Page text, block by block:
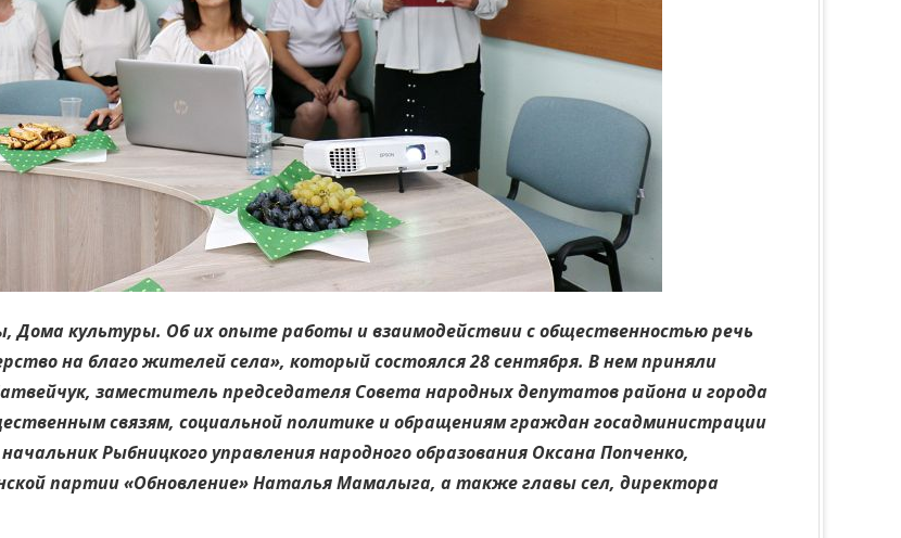
культуры. Об их опыте работы и взаимодействии с общественностью речь
на благо жителей села», который состоялся 28 сентября. В нем приняли
заместитель председателя Совета народных депутатов района и города
связям, социальной политике и обращениям граждан госадминистрации
Рыбницкого управления народного образования Оксана Попченко,
партии «Обновление» Наталья Мамалыга, а также главы сел, директора